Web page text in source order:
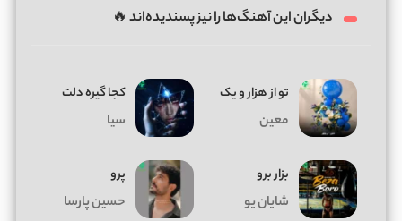
دیگران این آهنگ‌ها را نیز پسندیده‌اند 🔥
تو از هزار و یک
معین
کجا گیره دلت
سیا
بزار برو
شایان یو
پرو
حسین پارسا